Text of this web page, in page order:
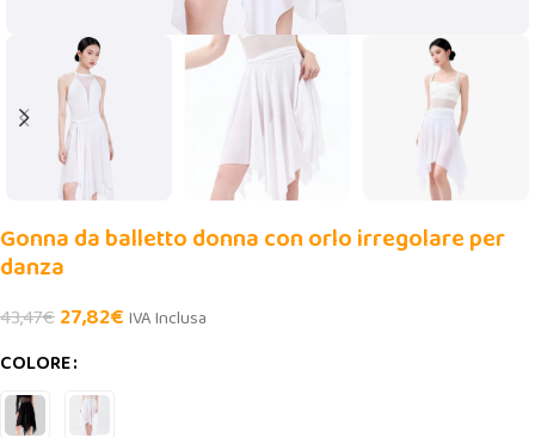
Gonna da balletto donna con orlo irregolare per
danza
43,47€27,82€ IVA Inclusa
COLORE